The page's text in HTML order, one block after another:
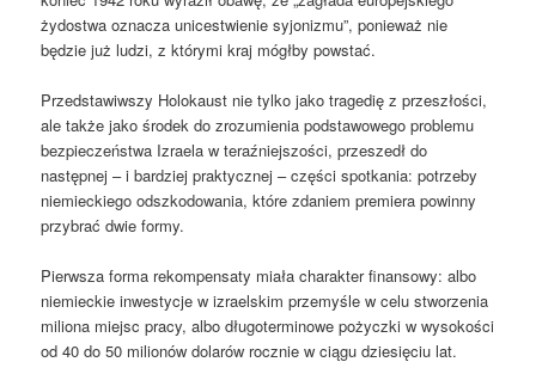
żydostwa oznacza unicestwienie syjonizmu”, ponieważ nie
będzie już ludzi, z którymi kraj mógłby powstać.
Przedstawiwszy Holokaust nie tylko jako tragedię z przeszłości,
ale także jako środek do zrozumienia podstawowego problemu
bezpieczeństwa Izraela w teraźniejszości, przeszedł do
następnej – i bardziej praktycznej – części spotkania: potrzeby
niemieckiego odszkodowania, które zdaniem premiera powinny
przybrać dwie formy.
Pierwsza forma rekompensaty miała charakter finansowy: albo
niemieckie inwestycje w izraelskim przemyśle w celu stworzenia
miliona miejsc pracy, albo długoterminowe pożyczki w wysokości
od 40 do 50 milionów dolarów rocznie w ciągu dziesięciu lat.